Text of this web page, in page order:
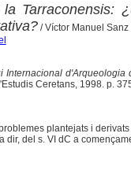
Tarraconensis:
/ Víctor Manuel Sanz
Internacional
Ceretans, 1998. p.
plantejats i
dir, del s. VI dC a